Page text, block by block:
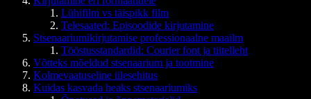
Lühifilm vs täispikk film
Telesaated: Episoodide kirjutamine
Stsenaariumikirjutamise professionaalne maailm
Tööstusstandardid: Courier font ja tiitelleht
Võtteks mõeldud stsenaarium ja tootmine
Kolmevaatuseline ülesehitus
Kuidas kasvada heaks stsenaariumiks